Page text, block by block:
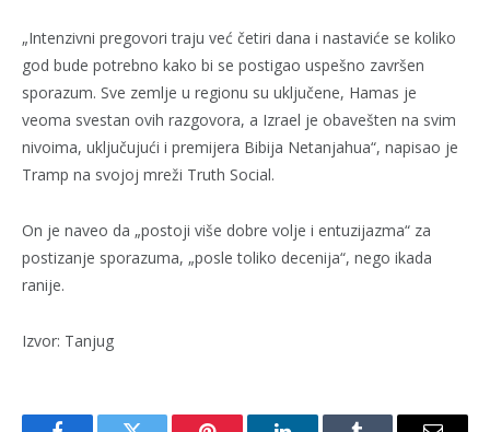
„Intenzivni pregovori traju već četiri dana i nastaviće se koliko
god bude potrebno kako bi se postigao uspešno završen
sporazum. Sve zemlje u regionu su uključene, Hamas je
veoma svestan ovih razgovora, a Izrael je obavešten na svim
nivoima, uključujući i premijera Bibija Netanjahua“, napisao je
Tramp na svojoj mreži Truth Social.
On je naveo da „postoji više dobre volje i entuzijazma“ za
postizanje sporazuma, „posle toliko decenija“, nego ikada
ranije.
Izvor: Tanjug